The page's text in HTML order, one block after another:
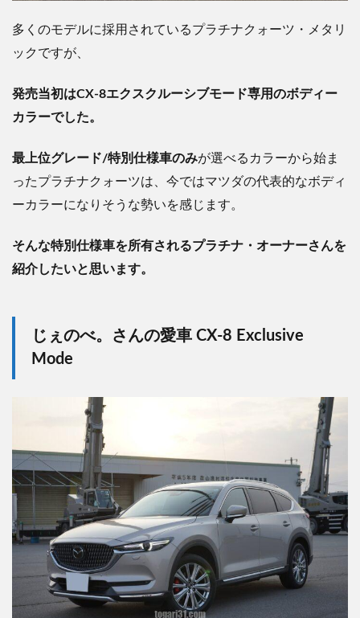
多くのモデルに採用されているプラチナクォーツ・メタリ
ックですが、
発売当初はCX-8エクスクルーシブモード専用のボディー
カラーでした。
最上位グレード/特別仕様車のみが選べるカラーから始ま
ったプラチナクォーツは、今ではマツダの代表的なボディ
ーカラーになりそうな勢いを感じます。
そんな特別仕様車を所有されるプラチナ・オーナーさんを
紹介したいと思います。
じぇのべ。さんの愛車 CX-8 Exclusive
Mode